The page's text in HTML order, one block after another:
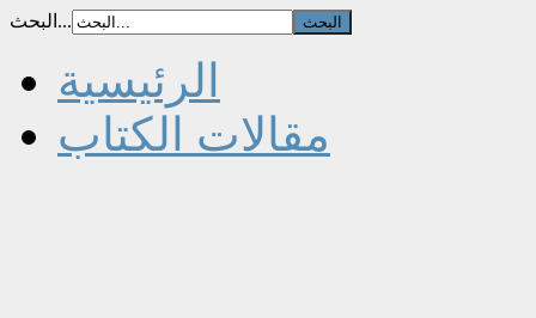
البحث...
الرئيسية
مقالات الكتاب